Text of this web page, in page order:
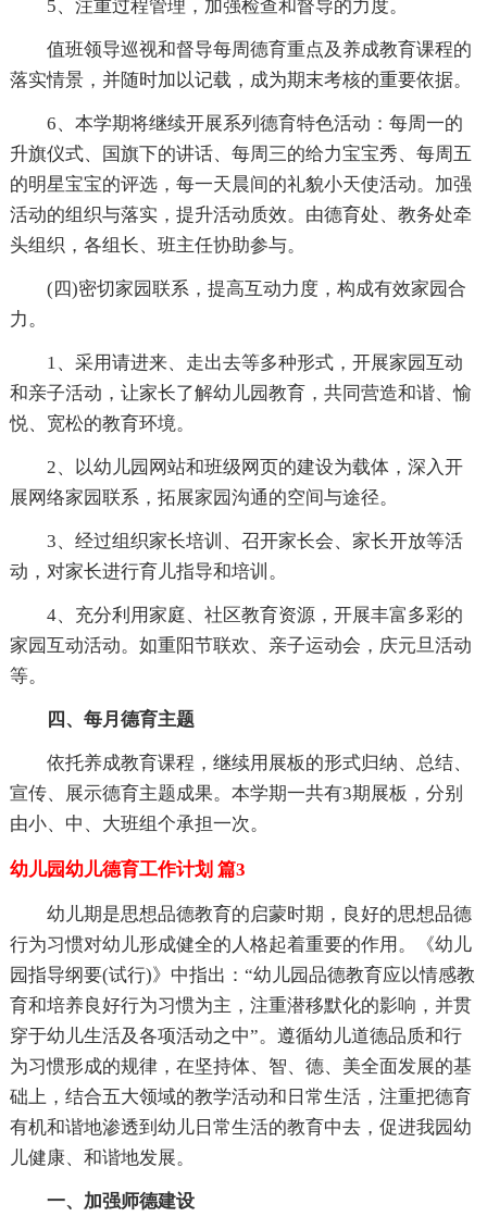
5、注重过程管理，加强检查和督导的力度。
值班领导巡视和督导每周德育重点及养成教育课程的
落实情景，并随时加以记载，成为期末考核的重要依据。
6、本学期将继续开展系列德育特色活动：每周一的
升旗仪式、国旗下的讲话、每周三的给力宝宝秀、每周五
的明星宝宝的评选，每一天晨间的礼貌小天使活动。加强
活动的组织与落实，提升活动质效。由德育处、教务处牵
头组织，各组长、班主任协助参与。
(四)密切家园联系，提高互动力度，构成有效家园合
力。
1、采用请进来、走出去等多种形式，开展家园互动
和亲子活动，让家长了解幼儿园教育，共同营造和谐、愉
悦、宽松的教育环境。
2、以幼儿园网站和班级网页的建设为载体，深入开
展网络家园联系，拓展家园沟通的空间与途径。
3、经过组织家长培训、召开家长会、家长开放等活
动，对家长进行育儿指导和培训。
4、充分利用家庭、社区教育资源，开展丰富多彩的
家园互动活动。如重阳节联欢、亲子运动会，庆元旦活动
等。
四、每月德育主题
依托养成教育课程，继续用展板的形式归纳、总结、
宣传、展示德育主题成果。本学期一共有3期展板，分别
由小、中、大班组个承担一次。
幼儿园幼儿德育工作计划 篇3
幼儿期是思想品德教育的启蒙时期，良好的思想品德
行为习惯对幼儿形成健全的人格起着重要的作用。《幼儿
园指导纲要(试行)》中指出：“幼儿园品德教育应以情感教
育和培养良好行为习惯为主，注重潜移默化的影响，并贯
穿于幼儿生活及各项活动之中”。遵循幼儿道德品质和行
为习惯形成的规律，在坚持体、智、德、美全面发展的基
础上，结合五大领域的教学活动和日常生活，注重把德育
有机和谐地渗透到幼儿日常生活的教育中去，促进我园幼
儿健康、和谐地发展。
一、加强师德建设